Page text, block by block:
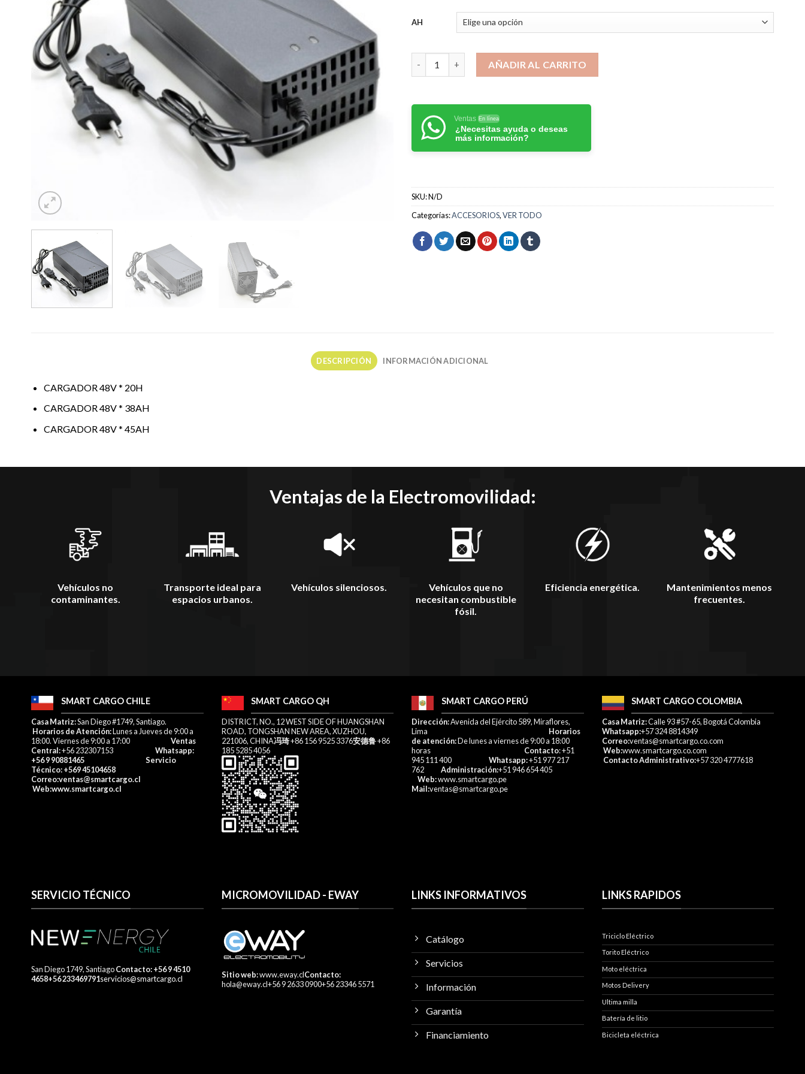
hasta
AH
CARGADORES BATERIAS DE GEL 48V TRICICLOS ELECTRICOS cantidad
AÑADIR AL CARRITO
Ventas En línea
¿Necesitas ayuda o deseas
más información?
SKU:N/D
Categorías:ACCESORIOS,VER TODO
DESCRIPCIÓN INFORMACIÓN ADICIONAL
CARGADOR 48V * 20H
CARGADOR 48V * 38AH
CARGADOR 48V * 45AH
Ventajas de la Electromovilidad:
Vehículos no
contaminantes.
Transporte ideal para
espacios urbanos.
Vehículos silenciosos.
Vehículos que no
necesitan combustible
fósil.
Eficiencia energética.
Mantenimientos menos
frecuentes.
SMART CARGO CHILE
​Casa Matriz:San Diego #1749, Santiago.
Horarios de Atención:Lunes a Jueves de 9:00 a
18:00. Viernes de 9:00 a 17:00​ Ventas
Central:+56 232307153​ Whatsapp:
+56 9 90881465 Servicio
Técnico:+569 45104658
Correo:ventas@smartcargo.cl
Web:www.smartcargo.cl
SMART CARGO QH
DISTRICT, NO., 12 WEST SIDE OF HUANGSHAN
ROAD, TONGSHAN NEW AREA, XUZHOU,
221006, CHINA冯琦+86 156 9525 3376安德鲁+86
185 5285 4056
SMART CARGO PERÚ
Dirección:Avenida del Ejército 589, Miraflores,
Lima Horarios
de atención:De lunes a viernes de 9:00 a 18:00
horas Contacto: +51
945 111 400 Whatsapp:+51 977 217
762 Administración:+51 946 654 405
Web:www.smartcargo.pe
Mail:ventas@smartcargo.pe
SMART CARGO COLOMBIA
Casa Matriz:Calle 93 #57-65, Bogotá Colombia
Whatsapp:+57 324 8814349
Correo:ventas@smartcargo.co.com
Web:www.smartcargo.co.com
Contacto Administrativo:+57 320 4777618​
SERVICIO TÉCNICO
San Diego 1749, Santiago​ Contacto:+56 9 4510
4658+56 233469791servicios@smartcargo.cl
MICROMOVILIDAD - EWAY
Sitio web:www.eway.clContacto:
hola@eway.cl+56 9 2633 0900+56 23346 5571
LINKS INFORMATIVOS
Catálogo
Servicios
Información
Garantía
Financiamiento
LINKS RAPIDOS
Triciclo Eléctrico
Torito Eléctrico
Moto eléctrica
Motos Delivery
Ultima milla
Batería de litio
Bicicleta eléctrica